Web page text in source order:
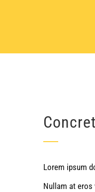
Lorem ipsum
Nullam at